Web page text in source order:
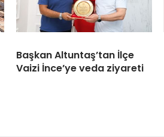
Başkan Altuntaş’tan İlçe
Vaizi İnce’ye veda ziyareti